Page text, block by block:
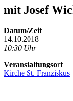
mit Josef
Datum/Zeit
14.10.2018
10:30 Uhr
Veranstaltungsort
Kirche St. Franziskus